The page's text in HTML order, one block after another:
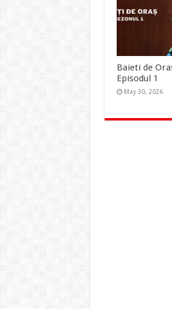
Baieti de
Episodul 1
May 30, 2026